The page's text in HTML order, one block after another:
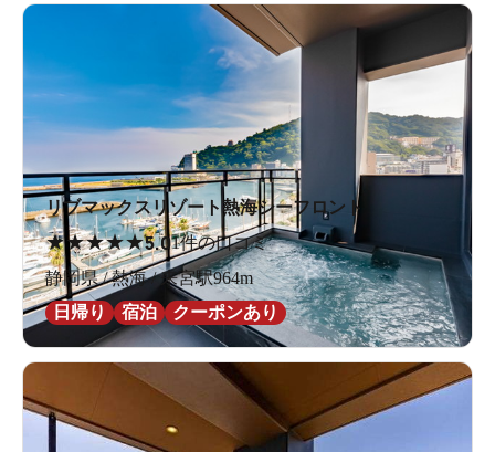
リブマックスリゾート熱海シーフロント
★★★★★5.01件の口コミ
静岡県 / 熱海 / 来宮駅964m
日帰り
宿泊 クーポンあり